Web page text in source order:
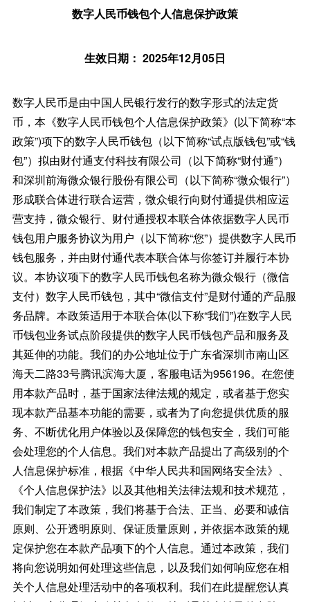
数字人民币钱包个人信息保护政策
生效日期： 2025年12月05日
数字人民币是由中国人民银行发行的数字形式的法定货
币，本《数字人民币钱包个人信息保护政策》(以下简称“本
政策”)项下的数字人民币钱包（以下简称“试点版钱包”或“钱
包”）拟由财付通支付科技有限公司（以下简称“财付通”）
和深圳前海微众银行股份有限公司（以下简称“微众银行”）
形成联合体进行联合运营，微众银行向财付通提供相应运
营支持，微众银行、财付通授权本联合体依据数字人民币
钱包用户服务协议为用户（以下简称“您”）提供数字人民币
钱包服务，并由财付通代表本联合体与你签订并履行本协
议。本协议项下的数字人民币钱包名称为微众银行（微信
支付）数字人民币钱包，其中“微信支付”是财付通的产品服
务品牌。本政策适用于本联合体(以下称“我们”)在数字人民
币钱包业务试点阶段提供的数字人民币钱包产品和服务及
其延伸的功能。我们的办公地址位于广东省深圳市南山区
海天二路33号腾讯滨海大厦，客服电话为956196。在您使
用本款产品时，基于国家法律法规的规定，或者基于您实
现本款产品基本功能的需要，或者为了向您提供优质的服
务、不断优化用户体验以及保障您的钱包安全，我们可能
会处理您的个人信息。我们对本款产品提出了高级别的个
人信息保护标准，根据《中华人民共和国网络安全法》、
《个人信息保护法》以及其他相关法律法规和技术规范，
我们制定了本政策，我们将基于合法、正当、必要和诚信
原则、公开透明原则、保证质量原则，并依据本政策的规
定保护您在本款产品项下的个人信息。通过本政策，我们
将向您说明如何处理这些信息，以及我们如何响应您在相
关个人信息处理活动中的各项权利。我们在此提醒您认真